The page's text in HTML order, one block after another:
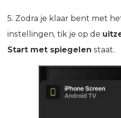
5. Zodra je klaar bent met
instellingen, tik je op de
Start met spiegelen staat.